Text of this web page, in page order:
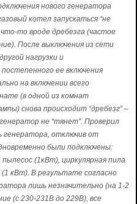
нового генератора
котел запускаться “не
то вроде дребезга (частое
После выключения из сети
нагрузки и
ее включения
на включении всего
(в одной из комнат
снова происходит “дребезг” –
не “тянет”. Проверил
генератора, отключив от
были подключены:
(1кВт), циркулярная пила
(1 кВт). В результате согласно
лишь незначительно (на 1-2
(с 230-231В до 229В), все